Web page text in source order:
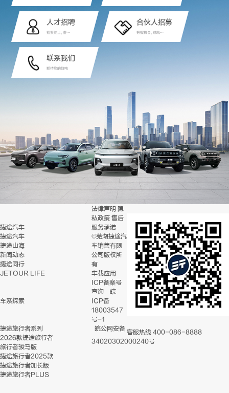
体验 资讯
人才招聘
招贤纳士, 虚位
以待
合伙人招募
把握机会, 成就未
来
联系我们
期待您的致电
捷途汽车
捷途汽车
捷途山海
新闻动态
捷途同行
JETOUR LIFE
车系探索
捷途旅行者系列
2026款捷途旅行者
旅行者骏马版
捷途旅行者2025款
捷途旅行者加长版
捷途旅行者PLUS
客服热线 400-086-8888
法律声明 隐
私政策 售后
服务承诺
©芜湖捷途汽
车销售有限
公司版权所
有
车载应用
ICP备案号
查询
皖
ICP备
18003547
号-1
皖公网安备
34020302000240号